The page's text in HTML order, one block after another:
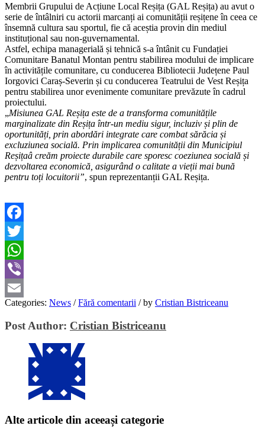
Membrii Grupului de Acțiune Local Reșița (GAL Reșița) au avut o
serie de întâlniri cu actorii marcanți ai comunității reșițene în ceea ce
însemnă cultura sau sportul, fie că aceștia provin din mediul
instituțional sau non-guvernamental.
Astfel, echipa managerială și tehnică s-a întânit cu Fundației
Comunitare Banatul Montan pentru stabilirea modului de implicare
în activitățile comunitare, cu conducerea Bibliotecii Județene Paul
Iorgovici Caraș-Severin și cu conducerea Teatrului de Vest Reșița
pentru stabilirea unor evenimente comunitare prevăzute în cadrul
proiectului.
„Misiunea GAL Reșița este de a transforma comunitățile
marginalizate din Reșița într-un mediu sigur, incluziv și plin de
oportunități, prin abordări integrate care combat sărăcia și
excluziunea socială. Prin implicarea comunității din Municipiul
Reșițaâ creăm proiecte durabile care sporesc coeziunea socială și
dezvoltarea economică, asigurând o calitate a vieții mai bună
pentru toți locuitorii”, spun reprezentanții GAL Reșița.
Facebook
Twitter
WhatsApp
Viber
Email
Categories: News / Fără comentarii /by Cristian Bistriceanu
Post Author: Cristian Bistriceanu
Alte articole din aceeași categorie